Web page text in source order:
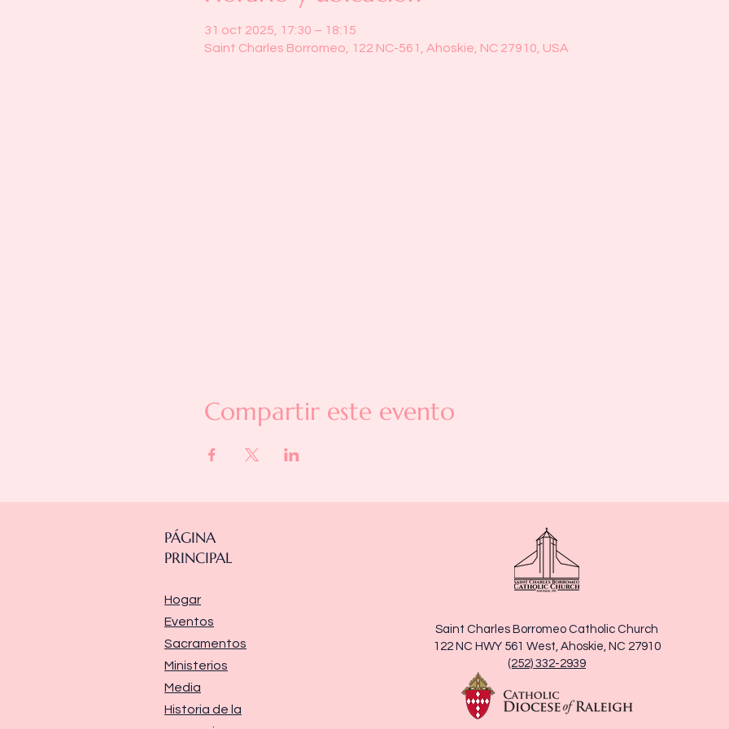
31 oct 2025, 17:30 – 18:15
Saint Charles Borromeo, 122 NC-561, Ahoskie, NC 27910, USA
Compartir este evento
PÁGINA
PRINCIPAL
Hogar
Eventos
Sacramentos
Ministerios
Media
Historia de la
Saint Charles Borromeo Catholic Church
122 NC HWY 561 West, Ahoskie, NC 27910
(252) 332-2939